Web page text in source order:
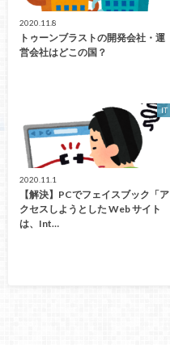
2020.11.8
トゥーンブラストの開発会社・運
営会社はどこの国？
IT
2020.11.1
【解決】PCでフェイスブック「ア
クセスしようとした Web サイト
は、Int…